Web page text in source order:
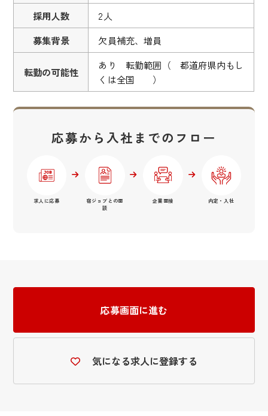
採用人数
2人
募集背景
欠員補充、増員
転勤の可能性
あり 転勤範囲（ 都道府県内もし
くは全国 ）
応募から入社までのフロー
求人に応募
宿ジョブとの面
談
企業面接 内定・入社
応募画面に進む
気になる求人に登録する